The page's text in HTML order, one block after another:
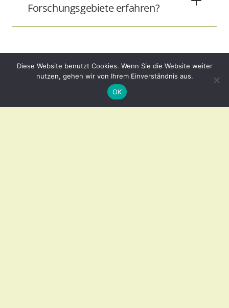
Forschungsgebiete erfahren?
Diese Website benutzt Cookies. Wenn Sie die Website weiter
nutzen, gehen wir von Ihrem Einverständnis aus.
OK